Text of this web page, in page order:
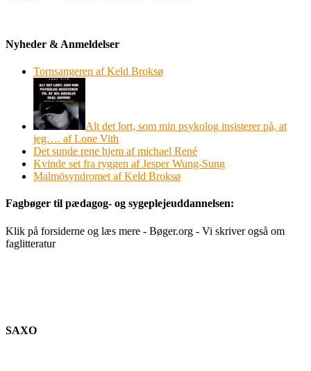
Nyheder & Anmeldelser
Tornsangeren af Keld Broksø
Alt det lort, som min psykolog insisterer på, at
jeg…. af Lone Vith
Det sunde rene hjem af michael René
Kvinde set fra ryggen af Jesper Wung-Sung
Malmösyndromet af Keld Broksø
Fagbøger til pædagog- og sygeplejeuddannelsen:
Klik på forsiderne og læs mere - Bøger.org - Vi skriver også om
faglitteratur
SAXO